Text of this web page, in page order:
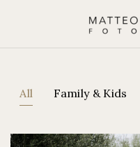
All Family & Kids